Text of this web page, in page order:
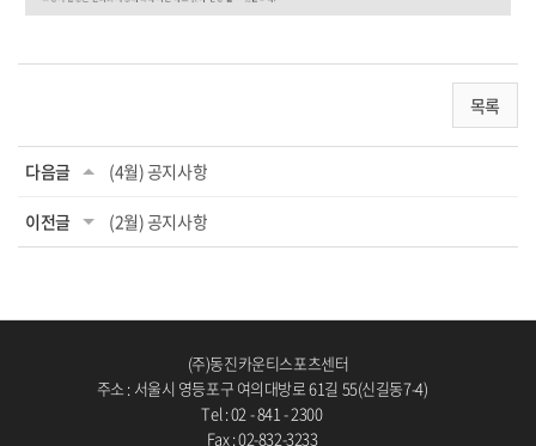
목록
다음글 (4월) 공지사항
이전글 (2월) 공지사항
(주)동진카운티스포츠센터
주소 : 서울시 영등포구 여의대방로 61길 55(신길동7-4)
Tel : 02 - 841 - 2300
Fax : 02-832-3233